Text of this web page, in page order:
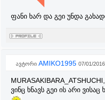
ფანი ხარ და გეი უნდა
ავტორი AMIKO1995 07/01/
ვინც ხნავს გეი ის არი ვისაც